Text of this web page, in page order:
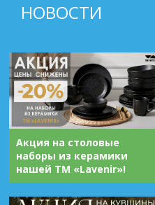
НОВОСТИ
Акция на столовые
наборы из керамики
нашей ТМ «Lavenir»!